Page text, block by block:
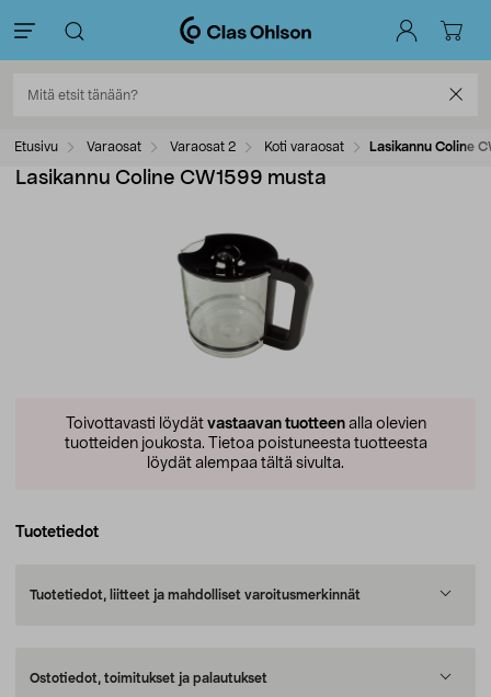
Etusivu Varaosat Varaosat 2 Koti varaosat Lasikannu Coline
Lasikannu Coline CW1599 musta
Toivottavasti löydät vastaavan tuotteenalla olevien
tuotteiden joukosta. Tietoa poistuneesta tuotteesta
löydät alempaa tältä sivulta.
Tuotetiedot
Tuotetiedot, liitteet ja mahdolliset varoitusmerkinnät
Ostotiedot, toimitukset ja palautukset